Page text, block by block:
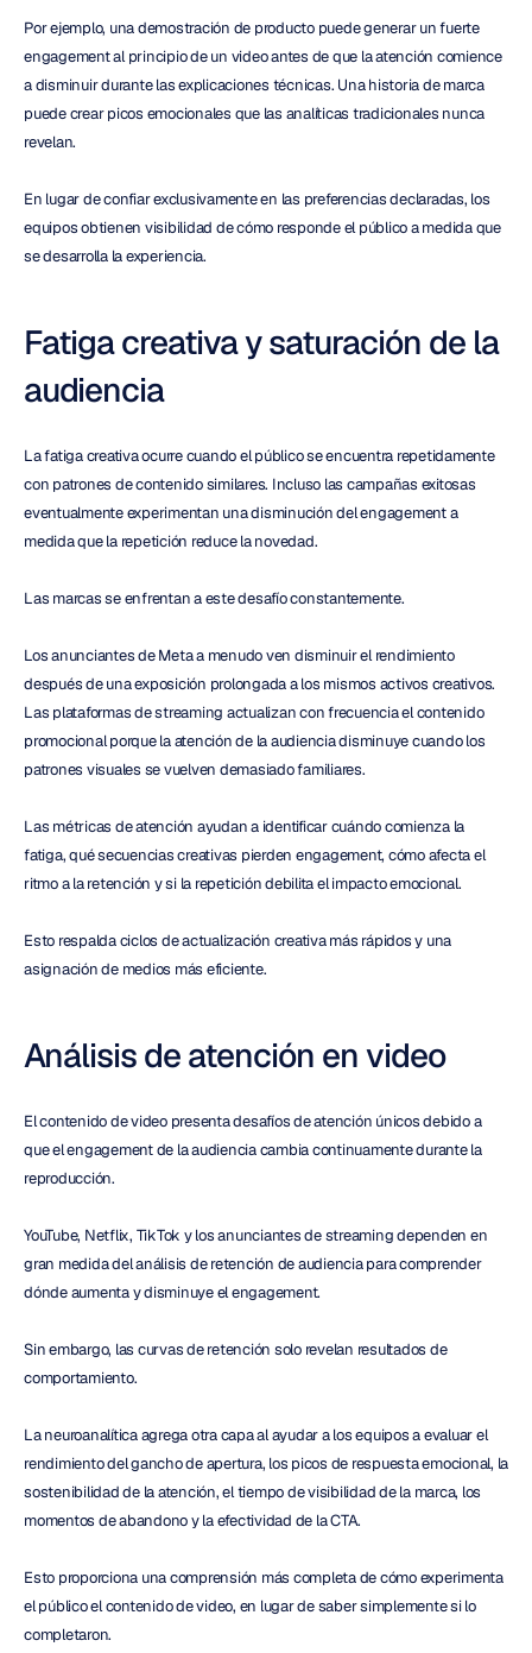
Por ejemplo, una demostración de producto puede generar un fuerte
engagement al principio de un video antes de que la atención comience
a disminuir durante las explicaciones técnicas. Una historia de marca
puede crear picos emocionales que las analíticas tradicionales nunca
revelan.
En lugar de confiar exclusivamente en las preferencias declaradas, los
equipos obtienen visibilidad de cómo responde el público a medida que
se desarrolla la experiencia.
Fatiga creativa y saturación de la
audiencia
La fatiga creativa ocurre cuando el público se encuentra repetidamente
con patrones de contenido similares. Incluso las campañas exitosas
eventualmente experimentan una disminución del engagement a
medida que la repetición reduce la novedad.
Las marcas se enfrentan a este desafío constantemente.
Los anunciantes de Meta a menudo ven disminuir el rendimiento
después de una exposición prolongada a los mismos activos creativos.
Las plataformas de streaming actualizan con frecuencia el contenido
promocional porque la atención de la audiencia disminuye cuando los
patrones visuales se vuelven demasiado familiares.
Las métricas de atención ayudan a identificar cuándo comienza la
fatiga, qué secuencias creativas pierden engagement, cómo afecta el
ritmo a la retención y si la repetición debilita el impacto emocional.
Esto respalda ciclos de actualización creativa más rápidos y una
asignación de medios más eficiente.
Análisis de atención en video
El contenido de video presenta desafíos de atención únicos debido a
que el engagement de la audiencia cambia continuamente durante la
reproducción.
YouTube, Netflix, TikTok y los anunciantes de streaming dependen en
gran medida del análisis de retención de audiencia para comprender
dónde aumenta y disminuye el engagement.
Sin embargo, las curvas de retención solo revelan resultados de
comportamiento.
La neuroanalítica agrega otra capa al ayudar a los equipos a evaluar el
rendimiento del gancho de apertura, los picos de respuesta emocional, la
sostenibilidad de la atención, el tiempo de visibilidad de la marca, los
momentos de abandono y la efectividad de la CTA.
Esto proporciona una comprensión más completa de cómo experimenta
el público el contenido de video, en lugar de saber simplemente si lo
completaron.